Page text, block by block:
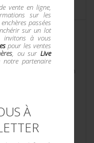
vente en ligne,
sur les
passées
sur un lot
invitons à vous
pour les ventes
, ou sur Live
partenaire
À
RAL. Confectionné en
113ème régiment
retenue par deux
en satinette noire
Bandeau en cuir